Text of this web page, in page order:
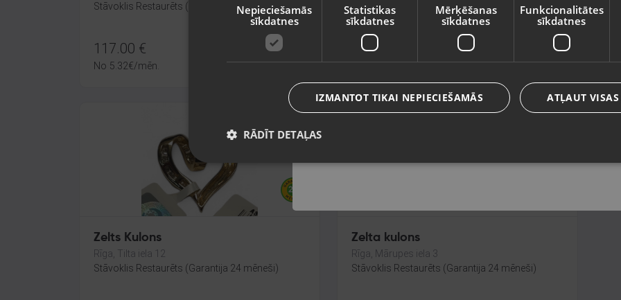
Stāvoklis Restaurēts (Garantija 24 mēneši)
117.00 €
No 5.32€/mēn.
Stāvoklis Restaurēts (Garantija 24 mēneši)
85.00
No 3.86€/mēn.
Zelts Kulons
Rīga, Tilta iela 12
Stāvoklis Restaurēts (Garantija 24 mēneši)
Zelta kulons
Rīga, Mārupes iela 3
Stāvoklis Restaurēts (Garantija 24 mēneši)
Valoda
Latviešu / Latvian
Nepieciešamās
sīkdatnes
Statistikas
sīkdatnes
Mērķēšanas
sīkdatnes
Funkcionalitātes
sīkdatnes
ATĻAUT
IZMANTOT TIKAI NEPIECIEŠAMĀS
RĀDĪT DETAĻAS